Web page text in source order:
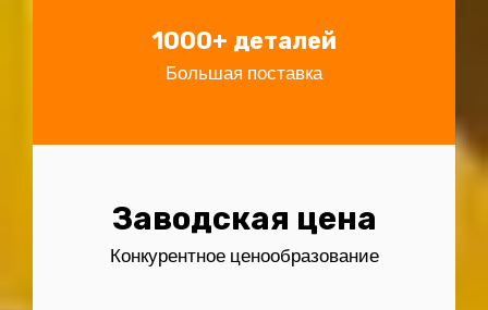
1000+ деталей
Большая поставка
Заводская цена
Конкурентное ценообразование